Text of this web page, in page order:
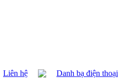
Liên hệ Danh bạ điện thoại